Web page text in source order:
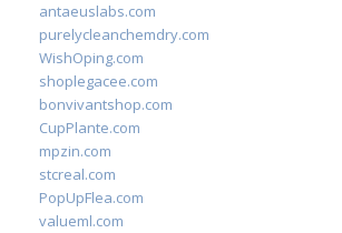
antaeuslabs.com
purelycleanchemdry.com
WishOping.com
shoplegacee.com
bonvivantshop.com
CupPlante.com
mpzin.com
stcreal.com
PopUpFlea.com
valueml.com